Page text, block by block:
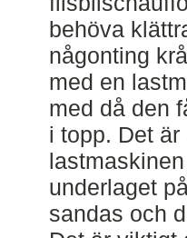
behöva
någonting
med en
med då den
i topp. Det
underlaget
sandas och